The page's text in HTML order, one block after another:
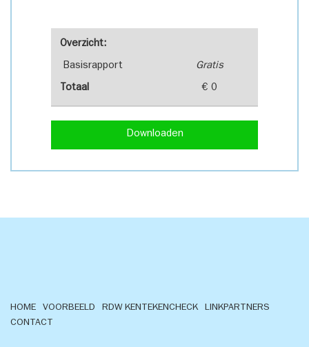
Overzicht:
Basisrapport Gratis
Totaal € 0
Downloaden
HOME VOORBEELD RDW KENTEKENCHECK
LINKPARTNERS
CONTACT